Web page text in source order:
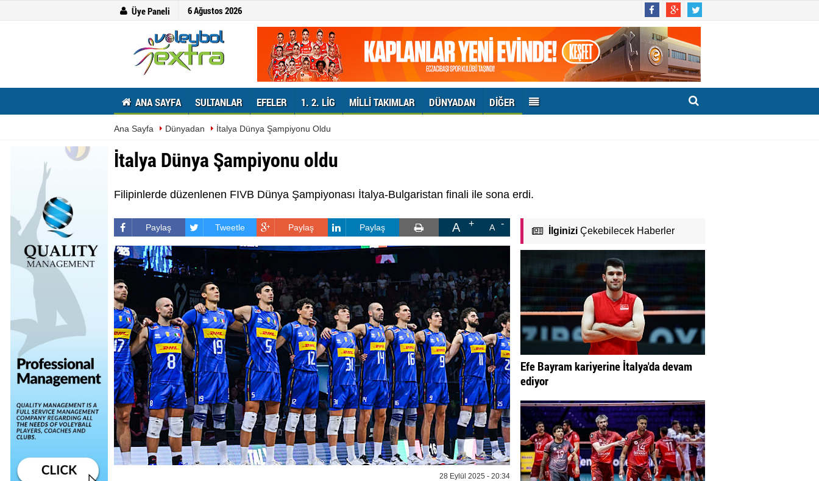
Üye Paneli 6 Ağustos 2026
ANA SAYFA SULTANLAR EFELER 1. 2. LIG MILLI TAKIMLAR DÜNYADAN DIĞER
Ana Sayfa Dünyadan İtalya Dünya Şampiyonu Oldu
İtalya Dünya Şampiyonu oldu
Filipinlerde düzenlenen FIVB Dünya Şampiyonası İtalya-Bulgaristan finali ile sona erdi.
Paylaş Tweetle Paylaş Paylaş A A
28 Eylül 2025 - 20:34
İlginiziÇekebilecek Haberler
Efe Bayram kariyerine İtalya'da devam
ediyor